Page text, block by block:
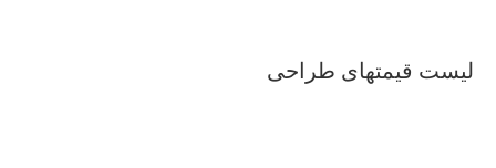
لیست قیمتهای طراحی